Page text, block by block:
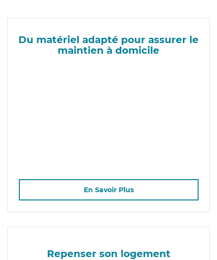
Du matériel adapté pour assurer le
maintien à domicile
En Savoir Plus
Repenser son logement